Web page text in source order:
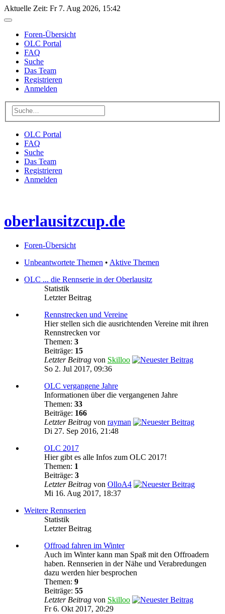
Aktuelle Zeit: Fr 7. Aug 2026, 15:42
Foren-Übersicht
OLC Portal
FAQ
Suche
Das Team
Registrieren
Anmelden
OLC Portal
FAQ
Suche
Das Team
Registrieren
Anmelden
oberlausitzcup.de
Foren-Übersicht
Unbeantwortete Themen • Aktive Themen
OLC ... die Rennserie in der Oberlausitz
Statistik
Letzter Beitrag
Rennstrecken und Vereine
Hier stellen sich die ausrichtenden Vereine mit ihren
Rennstrecken vor
Themen: 3
Beiträge: 15
Letzter Beitrag von Skilloo
So 2. Jul 2017, 09:36
OLC vergangene Jahre
Informationen über die vergangenen Jahre
Themen: 33
Beiträge: 166
Letzter Beitrag von rayman
Di 27. Sep 2016, 21:48
OLC 2017
Hier gibt es alle Infos zum OLC 2017!
Themen: 1
Beiträge: 3
Letzter Beitrag von OlloA4
Mi 16. Aug 2017, 18:37
Weitere Rennserien
Statistik
Letzter Beitrag
Offroad fahren im Winter
Auch im Winter kann man Spaß mit den Offroadern
haben. Rennserien in der Nähe und Verabredungen
dazu werden hier besprochen
Themen: 9
Beiträge: 55
Letzter Beitrag von Skilloo
Fr 6. Okt 2017, 20:29